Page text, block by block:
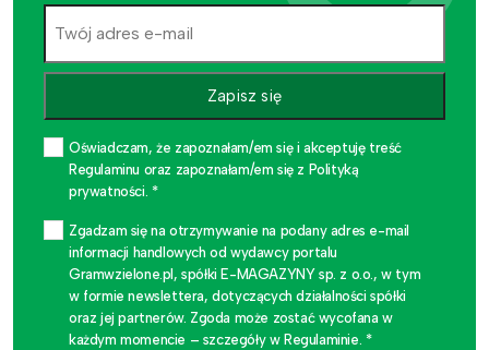
Zapisz się
Oświadczam, że zapoznałam/em się i akceptuję treść
Regulaminu oraz zapoznałam/em się z Polityką
prywatności. *
Zgadzam się na otrzymywanie na podany adres e-mail
informacji handlowych od wydawcy portalu
Gramwzielone.pl, spółki E-MAGAZYNY sp. z o.o., w tym
w formie newslettera, dotyczących działalności spółki
oraz jej partnerów. Zgoda może zostać wycofana w
każdym momencie – szczegóły w Regulaminie. *